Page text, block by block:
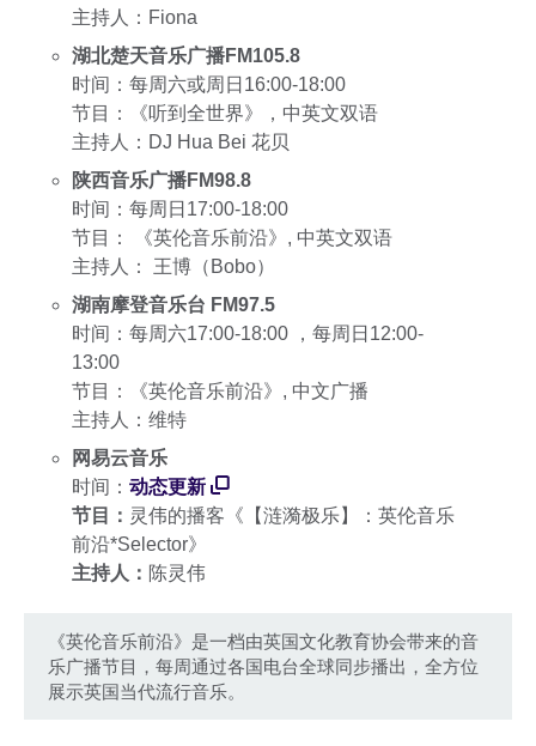
主持人：Fiona
湖北楚天音乐广播FM105.8
时间：每周六或周日16:00-18:00
节目：《听到全世界》，中英文双语
主持人：DJ Hua Bei 花贝
陕西音乐广播FM98.8
时间：每周日17:00-18:00
节目： 《英伦音乐前沿》, 中英文双语
主持人： 王博（Bobo）
湖南摩登音乐台 FM97.5
时间：每周六17:00-18:00 ，每周日12:00-
13:00
节目：《英伦音乐前沿》, 中文广播
主持人：维特
网易云音乐
时间： 动态更新
节目： 灵伟的播客《【涟漪极乐】：英伦音乐
前沿*Selector》
主持人： 陈灵伟
《英伦音乐前沿》是一档由英国文化教育协会带来的音
乐广播节目，每周通过各国电台全球同步播出，全方位
展示英国当代流行音乐。